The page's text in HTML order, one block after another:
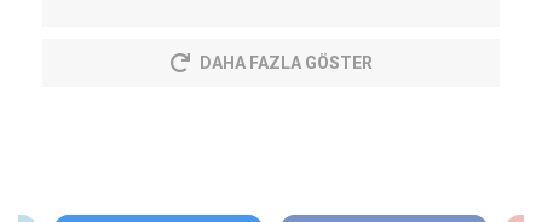
DAHA FAZLA GÖSTER